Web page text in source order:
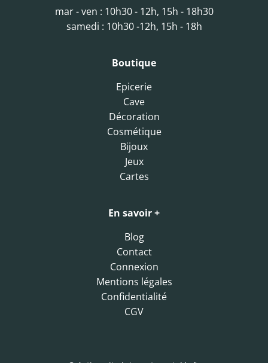
mar - ven : 10h30 - 12h, 15h - 18h30
samedi : 10h30 -12h, 15h - 18h
Boutique
Epicerie
Cave
Décoration
Cosmétique
Bijoux
Jeux
Cartes
En savoir +
Blog
Contact
Connexion
Mentions légales
Confidentialité
CGV